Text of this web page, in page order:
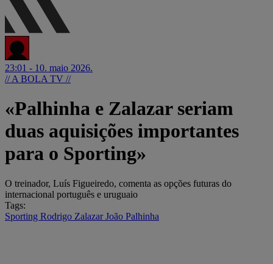
23:01 - 10. maio 2026.
// A BOLA TV //
«Palhinha e Zalazar seriam
duas aquisições importantes
para o Sporting»
O treinador, Luís Figueiredo, comenta as opções futuras do
internacional português e uruguaio
Tags:
Sporting Rodrigo ZalazarJoão Palhinha